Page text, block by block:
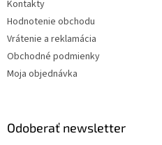
Kontakty
Hodnotenie obchodu
Vrátenie a reklamácia
Obchodné podmienky
Moja objednávka
Odoberať newsletter